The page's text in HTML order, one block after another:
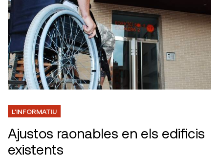
L'INFORMATIU
Ajustos raonables en els edificis
existents